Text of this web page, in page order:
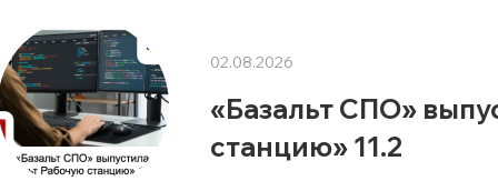
02.08.2026
«Базальт СПО»
станцию» 11.2